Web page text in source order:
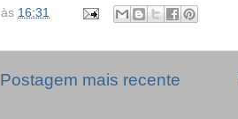
às 16:31
Postagem mais recente